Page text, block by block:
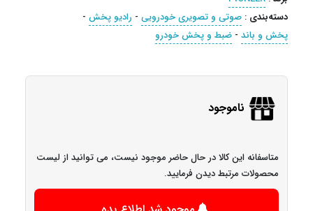
دسته‌بندی: صوتی و تصویری خودرویی- رادیو پخش-
پخش و باند- ضبط و پخش خودرو
ناموجود
متاسفانه این کالا در حال حاضر موجود نیست، می توانید از لیست
محصولات مرتبط دیدن فرمایید.